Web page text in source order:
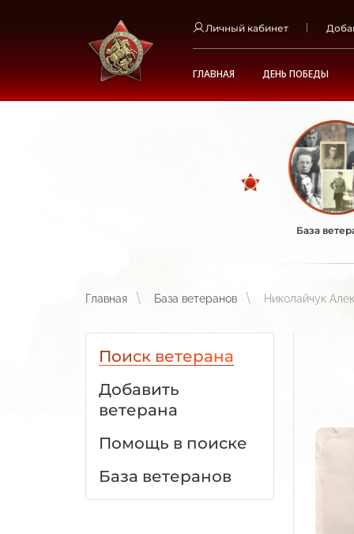
Личный кабинет
ГЛАВНАЯ ДЕНЬ ПОБЕДЫ
База
Главная База ветеранов Николайчук
Поиск ветерана
Добавить
ветерана
Помощь в поиске
База ветеранов